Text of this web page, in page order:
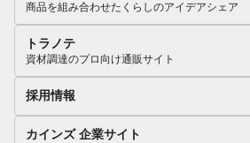
商品を組み合わせたくらしのアイデアシェア
トラノテ
資材調達のプロ向け通販サイト
採用情報
カインズ 企業サイト